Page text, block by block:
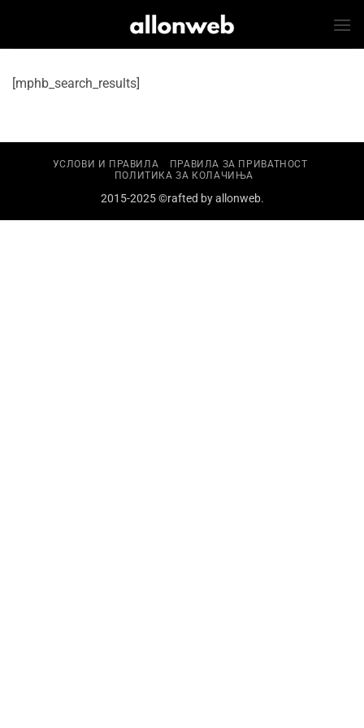
content
[mphb_search_results]
УСЛОВИ И ПРАВИЛА
ПРАВИЛА ЗА ПРИВАТНОСТ
ПОЛИТИКА ЗА КОЛАЧИЊА
2015-2025 ©rafted byallonweb.